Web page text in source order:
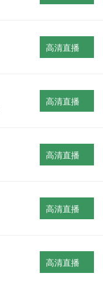
高清直播
高清直播
高清直播
高清直播
高清直播